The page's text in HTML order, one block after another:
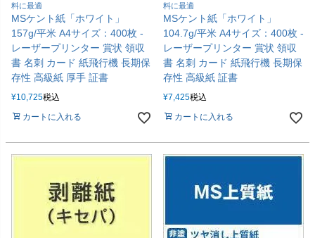
料に最適
MSケント紙「ホワイト」
157g/平米 A4サイズ：400枚 -
レーザープリンター 賞状 領収
書 名刺 カード 紙飛行機 長期保
存性 高級紙 厚手 証書
¥10,725税込
カートに入れる
料に最適
MSケント紙「ホワイト」
104.7g/平米 A4サイズ：400枚 -
レーザープリンター 賞状 領収
書 名刺 カード 紙飛行機 長期保
存性 高級紙 証書
¥7,425税込
カートに入れる